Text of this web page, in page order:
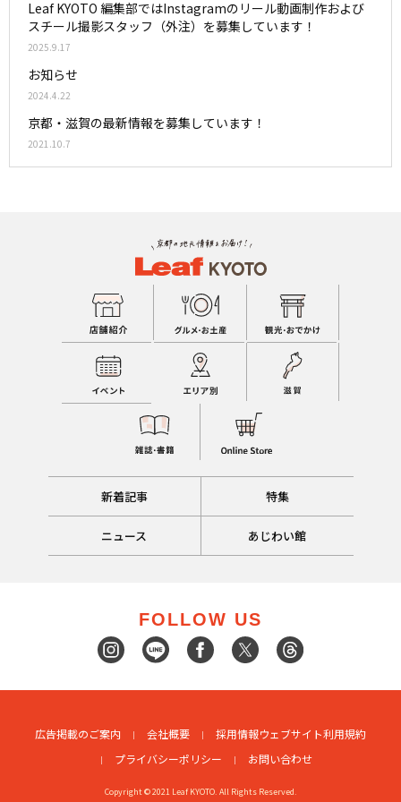
Leaf KYOTO 編集部ではInstagramのリール動画制作および
スチール撮影スタッフ（外注）を募集しています！
2025.9.17
お知らせ
2024.4.22
京都・滋賀の最新情報を募集しています！
2021.10.7
新着記事 特集
ニュース あじわい館
FOLLOW US
広告掲載のご案内 会社概要 採用情報ウェブサイト利用規約
プライバシーポリシー
お問い合わせ
Copyright © 2021 Leaf KYOTO. All Rights Reserved.